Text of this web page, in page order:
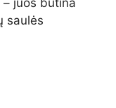
juos būtina
saulės